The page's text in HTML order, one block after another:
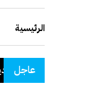
الرئيسية
عاجل
نجران السعودية .